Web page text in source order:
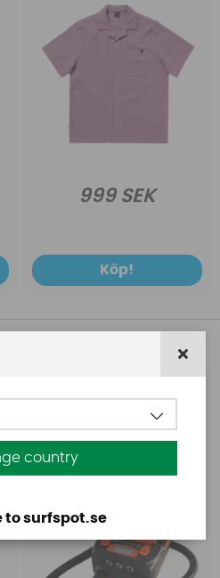
999 SEK
Köp!
även
Base
Base Rechargeable
SUP Pump
country
to surfspot.se